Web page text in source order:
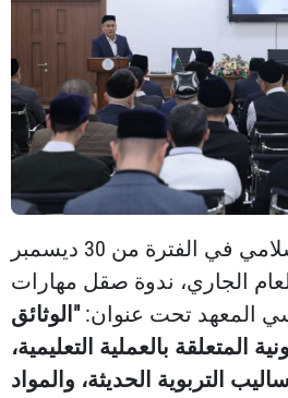
نظم معهد طشقند الإسلامي في الفترة من 30 ديسمبر
من العام الجاري، ندوة صقل مهارات
المعهد تحت عنوان:"الوثائق
المتعلقة بالعملية التعليمية،
التربوية الحديثة، والمواد